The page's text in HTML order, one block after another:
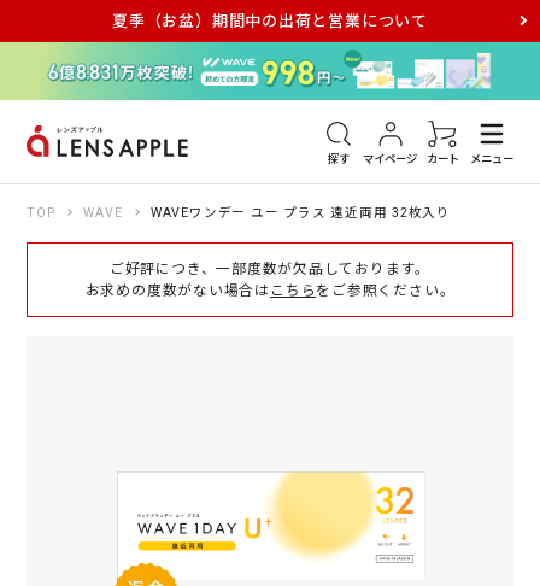
夏季（お盆）期間中の出荷と営業について
探す マイページ カート メニュー
アキュビュー メダリスト メガネ
TOP WAVE WAVEワンデー ユー プラス 遠近両用 32枚入り
ご好評につき、一部度数が欠品しております。
お求めの度数がない場合は こちら をご参照ください。